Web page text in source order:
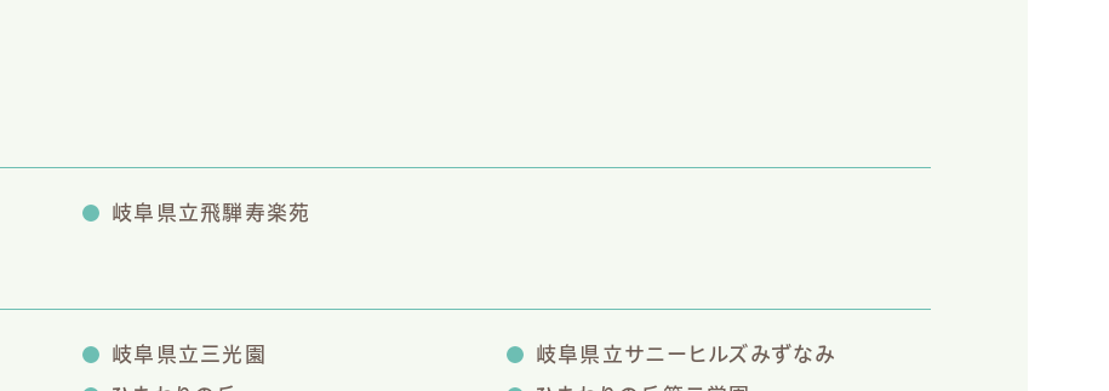
岐阜県立飛騨寿楽苑
岐阜県立三光園
岐阜県立サニーヒルズみずなみ